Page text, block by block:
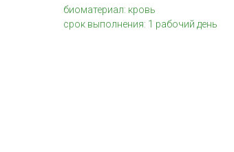
биоматериал: кровь
срок выполнения: 1 рабочий день